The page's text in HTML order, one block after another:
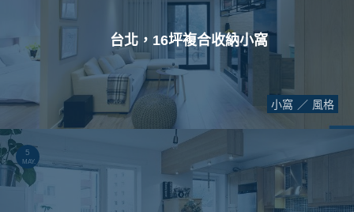
台北，16坪複合收納小窩
小窩 風格
5
MAY.